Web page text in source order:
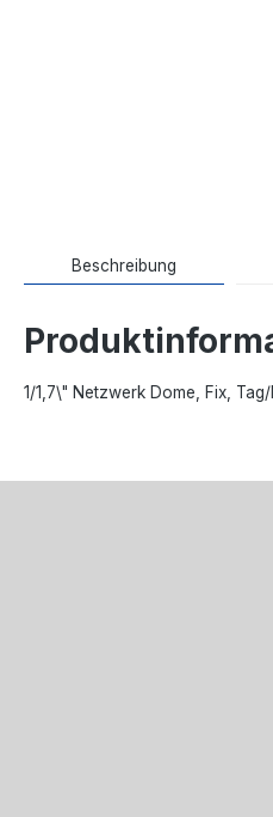
Beschreibung
1/1,7\" Netzwerk Dome, Fix,